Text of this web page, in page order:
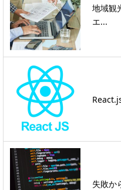
地域観
エ...
失敗か